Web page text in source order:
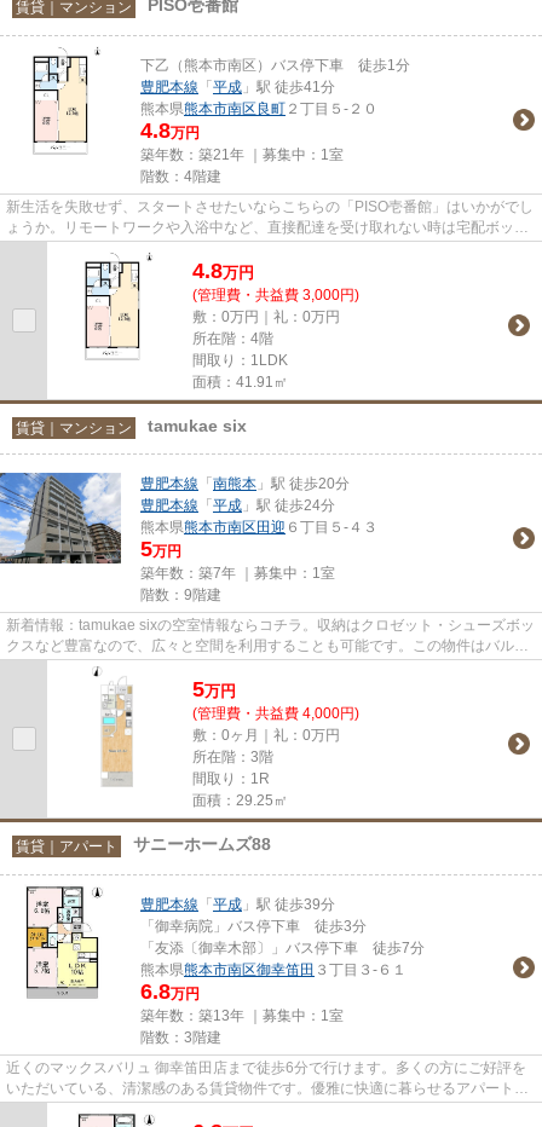
賃貸｜マンション PISO壱番館
下乙（熊本市南区）バス停下車 徒歩1分
豊肥本線 「 平成 」駅 徒歩41分
熊本県熊本市南区 良町 ２丁目５-２０
4.8万円
築年数：築21年 ｜募集中： 1室
階数：4階建
新生活を失敗せず、スタートさせたいならこちらの「PISO壱番館」はいかがでし
ょうか。リモートワークや入浴中など、直接配達を受け取れない時は宅配ボック
4.8万円
(管理費・共益費 3,000円)
敷：0万円｜礼：0万円
所在階：4階
間取り：1LDK
面積：41.91㎡
賃貸｜マンション tamukae six
豊肥本線 「 南熊本 」駅 徒歩20分
豊肥本線 「 平成 」駅 徒歩24分
熊本県熊本市南区 田迎 ６丁目５-４３
5万円
築年数：築7年 ｜募集中： 1室
階数：9階建
新着情報：tamukae sixの空室情報ならコチラ。収納はクロゼット・シューズボッ
クスなど豊富なので、広々と空間を利用することも可能です。この物件はバルコ
ニー付きで、用途に合わせて...
5万円
(管理費・共益費 4,000円)
敷：0ヶ月｜礼：0万円
所在階：3階
間取り：1R
面積：29.25㎡
賃貸｜アパート サニーホームズ88
豊肥本線 「 平成 」駅 徒歩39分
「御幸病院」バス停下車 徒歩3分
「友添〔御幸木部〕」バス停下車 徒歩7分
熊本県熊本市南区御幸笛田 ３丁目３-６１
6.8万円
築年数：築13年 ｜募集中： 1室
階数：3階建
近くのマックスバリュ 御幸笛田店まで徒歩6分で行けます。多くの方にご好評を
いただいている、清潔感のある賃貸物件です。優雅に快適に暮らせるアパートで